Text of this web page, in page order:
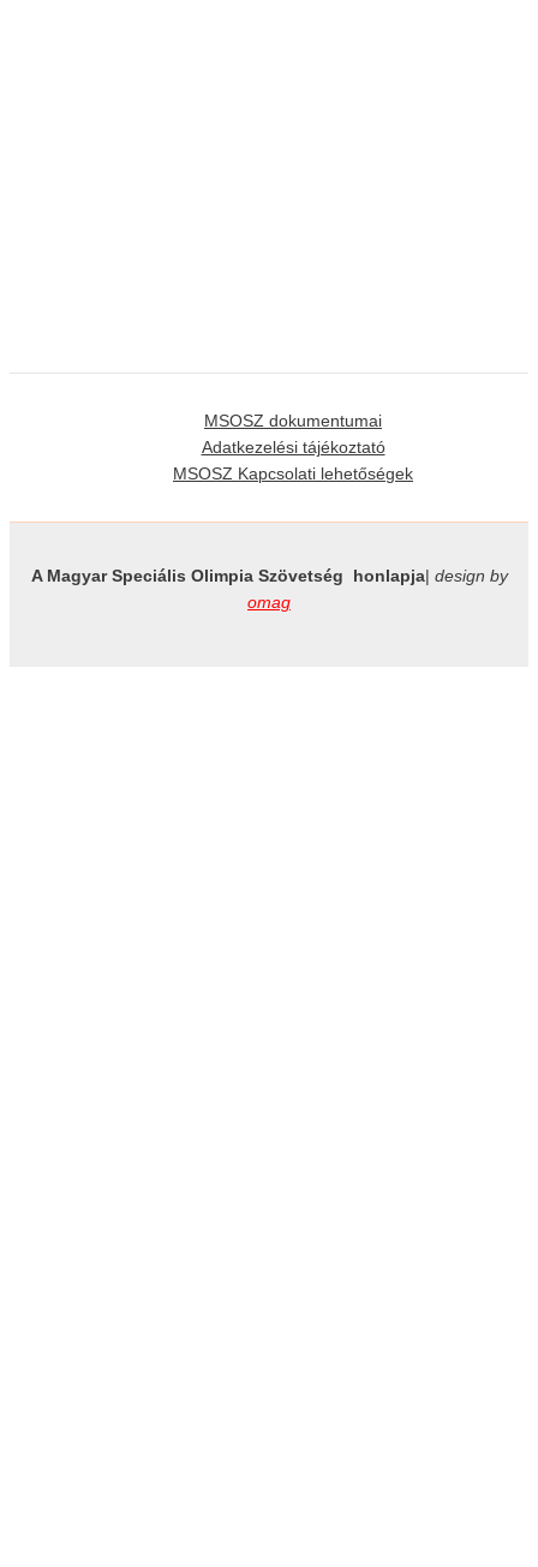
MSOSZ dokumentumai
Adatkezelési tájékoztató
MSOSZ Kapcsolati lehetőségek
A Magyar Speciális Olimpia Szövetség honlapja| design by
omag